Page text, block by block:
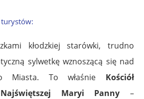
turystów:
kłodzkiej starówki, trudno
sylwetkę wznoszącą się nad
Miasta. To właśnie Kościół
Maryi Panny –